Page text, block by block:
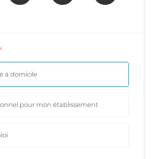
à domicile
pour mon établissement